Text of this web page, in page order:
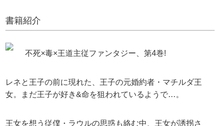
書籍紹介
不死×毒×王道主従ファンタジー、第4巻!
レネと王子の前に現れた、王子の元婚約者・マチルダ王
女。まだ王子が好き&命を狙われているようで…。
王女を想う従僕・ラウルの思惑も絡む中、王女が誘拐さ